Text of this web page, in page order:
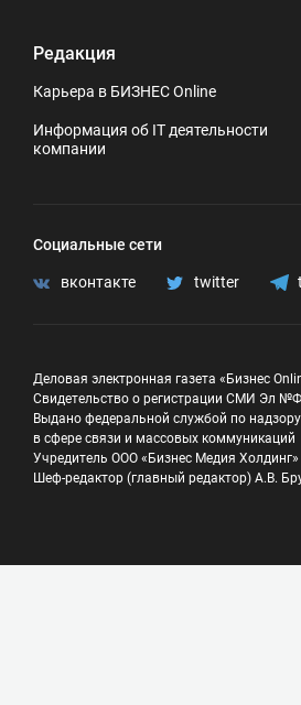
Редакция
Карьера в БИЗНЕС Online
Информация об IT деятельности
компании
Социальные сети
вконтакте twitter
Деловая электронная газета «Бизнес
Свидетельство о регистрации СМИ Эл
Выдано федеральной службой по надзору
в сфере связи и массовых коммуникаций
Учредитель ООО «Бизнес Медия Холдинг»
Шеф-редактор (главный редактор) А.В.